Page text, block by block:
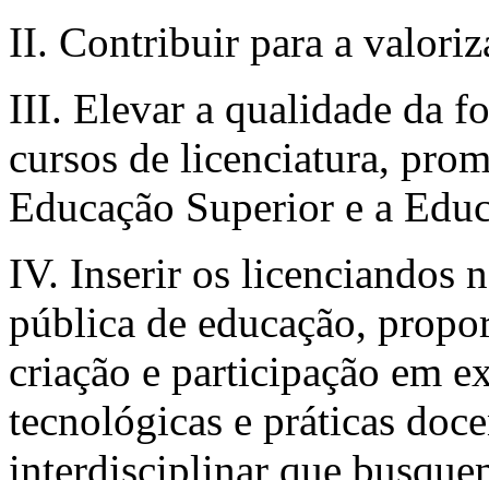
II. Contribuir para a
III. Elevar a qualidade da
cursos de licenciatura,
Educação Superior e a
IV. Inserir os licenciandos
pública de educação,
criação e participação em
tecnológicas e práticas
interdisciplinar que